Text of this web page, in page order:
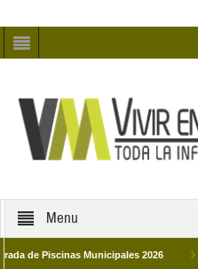
Menu
Piscinas Municipales 2026 Los